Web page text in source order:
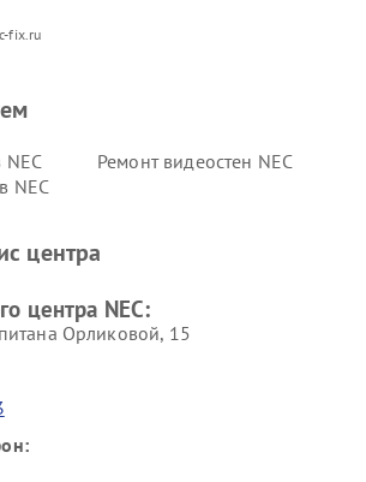
fix.ru
Ремонт видеостен NEC
NEC
центра
центра NEC:
Орликовой, 15